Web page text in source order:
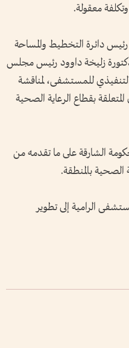
معقولة.
دائرة التخطيط والمساحة
زليخة داوود رئيس مجلس
للمستشفى، لمناقشة
بقطاع الرعاية الصحية
الشارقة على ما تقدمه من
بالمنطقة.
الرامية إلى تطوير